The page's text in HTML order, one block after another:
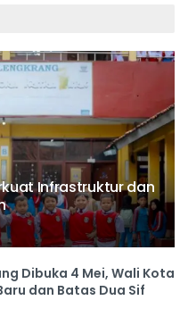
Infrastruktur dan
Dibuka 4 Mei, Wali Kota
dan Batas Dua Sif